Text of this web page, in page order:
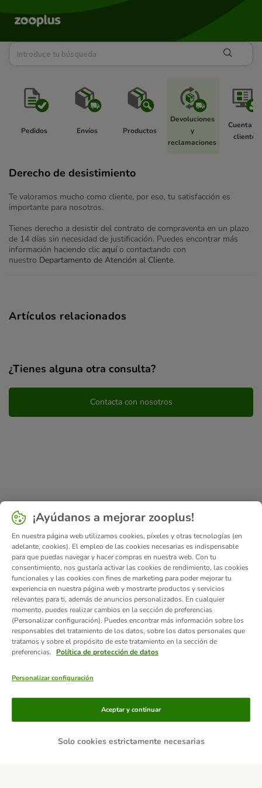
Pedidos Envíos Productos
Devoluciones
y
reclamaciones
Cuenta
cliente
Derecho de desistimiento
Te valoramos mucho como cliente, por eso, tu satisfacción es
importante para nosotros.
Tienes derecho a desistir del contrato de compraventa en un plazo
de 14 días sin necesidad de justificación. Puedes encontrar más
información haciendo clic aquío contactando con
nuestro Departamento de Atención al Cliente.
Artículos relacionados
¿Tienes alguna otra consulta?
Contacta con nosotros
Métodos de pago
Contra-reembolso Transferencia
¡Ayúdanos a mejorar zooplus!
En nuestra página web utilizamos cookies, píxeles y otras tecnologías (en
adelante, cookies). El empleo de las cookies necesarias es indispensable
para que puedas navegar y hacer compras en nuestra web. Con tu
consentimiento, nos gustaría activar las cookies de rendimiento, las cookies
funcionales y las cookies con fines de marketing para poder mejorar tu
experiencia en nuestra página web y mostrarte productos y servicios
relevantes para ti, además de anuncios personalizados. En cualquier
momento, puedes realizar cambios en la sección de preferencias
(Personalizar configuración). Puedes encontrar más información sobre los
responsables del tratamiento de los datos, sobre los datos personales que
tratamos y sobre el propósito de este tratamiento en la sección de
preferencias.
Política de protección de datos
Personalizar configuración
Solo cookies estrictamente necesarias
Aceptar y continuar